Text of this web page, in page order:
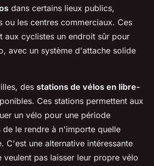
dans certains lieux publics,
ou les centres commerciaux. Ces
aux cyclistes un endroit sûr pour
avec un système d'attache solide
des stations de vélos en libre-
Ces stations permettent aux
un vélo pour une période
de le rendre à n'importe quelle
C'est une alternative intéressante
veulent pas laisser leur propre vélo